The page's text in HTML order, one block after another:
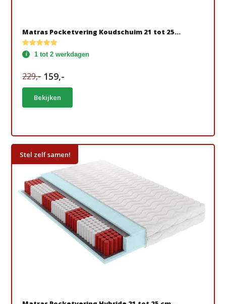
Matras Pocketvering Koudschuim 21 tot 25...
1 tot 2 werkdagen
229,- 159,-
Bekijken
Stel zelf samen!